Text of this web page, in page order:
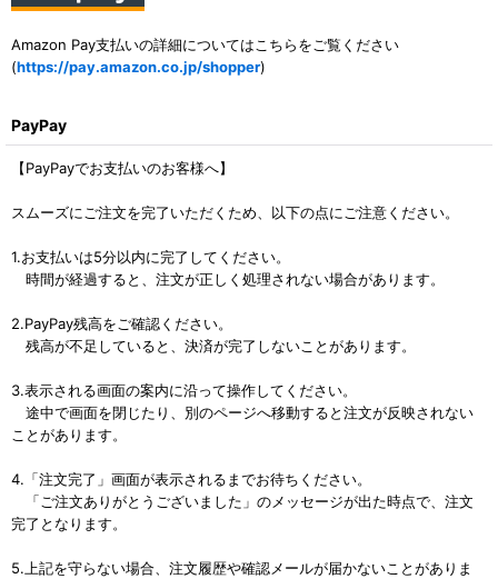
Amazon Pay支払いの詳細についてはこちらをご覧ください
(https://pay.amazon.co.jp/shopper)
PayPay
【PayPayでお支払いのお客様へ】
スムーズにご注文を完了いただくため、以下の点にご注意ください。
1.お支払いは5分以内に完了してください。
時間が経過すると、注文が正しく処理されない場合があります。
2.PayPay残高をご確認ください。
残高が不足していると、決済が完了しないことがあります。
3.表示される画面の案内に沿って操作してください。
途中で画面を閉じたり、別のページへ移動すると注文が反映されない
ことがあります。
4.「注文完了」画面が表示されるまでお待ちください。
「ご注文ありがとうございました」のメッセージが出た時点で、注文
完了となります。
5.上記を守らない場合、注文履歴や確認メールが届かないことがありま